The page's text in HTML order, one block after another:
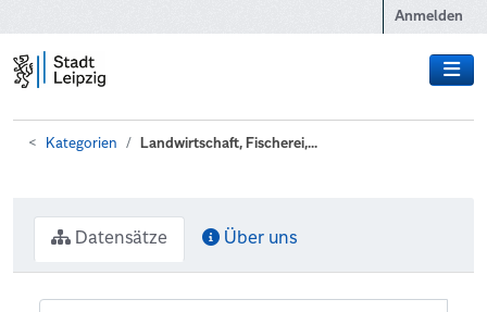
Anmelden
Kategorien Landwirtschaft, Fischerei,...
Datensätze Über uns